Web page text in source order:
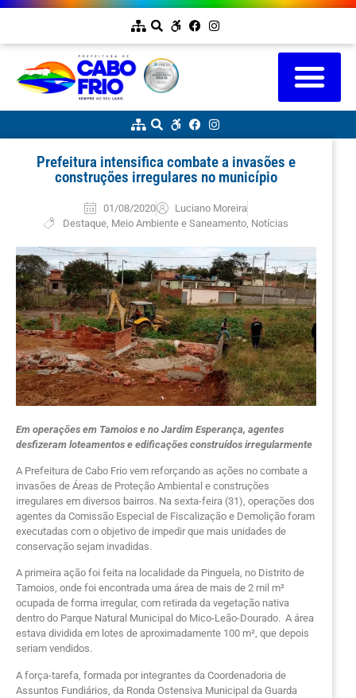
Prefeitura intensifica combate a invasões e
construções irregulares no município
01/08/2020
Luciano Moreira
Destaque, Meio Ambiente e Saneamento, Notícias
Em operações em Tamoios e no Jardim Esperança, agentes
desfizeram loteamentos e edificações construídos irregularmente
A Prefeitura de Cabo Frio vem reforçando as ações no combate a
invasões de Áreas de Proteção Ambiental e construções
irregulares em diversos bairros. Na sexta-feira (31), operações dos
agentes da Comissão Especial de Fiscalização e Demolição foram
executadas com o objetivo de impedir que mais unidades de
conservação sejam invadidas.
A primeira ação foi feita na localidade da Pinguela, no Distrito de
Tamoios, onde foi encontrada uma área de mais de 2 mil m²
ocupada de forma irregular, com retirada da vegetação nativa
dentro do Parque Natural Municipal do Mico-Leão-Dourado. A área
estava dividida em lotes de aproximadamente 100 m², que depois
seriam vendidos.
A força-tarefa, formada por integrantes da Coordenadoria de
Assuntos Fundiários, da Ronda Ostensiva Municipal da Guarda